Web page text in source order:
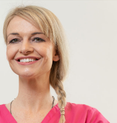
Spoo-Robens
ist sowohl
als auch Medizinische
und ausgebildete